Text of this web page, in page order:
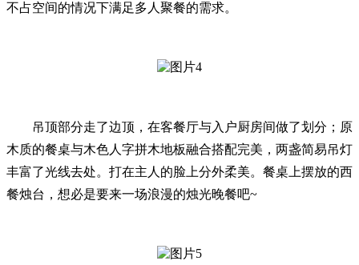
不占空间的情况下满足多人聚餐的需求。
吊顶部分走了边顶，在客餐厅与入户厨房间做了划分；原
木质的餐桌与木色人字拼木地板融合搭配完美，两盏简易吊灯
丰富了光线去处。打在主人的脸上分外柔美。餐桌上摆放的西
餐烛台，想必是要来一场浪漫的烛光晚餐吧~